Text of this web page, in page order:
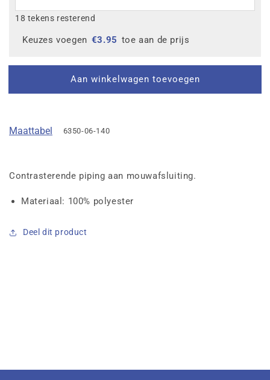
18 tekens resterend
Keuzes voegen €3.95 toe aan de prijs
Aan winkelwagen toevoegen
Maattabel 6350-06-140
Contrasterende piping aan mouwafsluiting.
Materiaal: 100% polyester
Deel dit product